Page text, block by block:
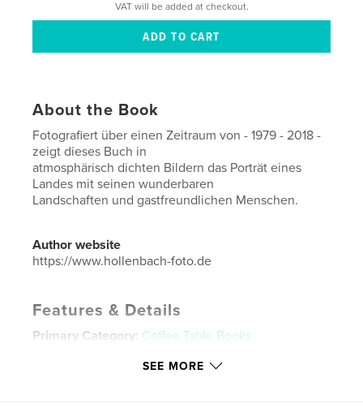
VAT will be added at checkout.
About the Book
Fotografiert über einen Zeitraum von - 1979 - 2018 -
zeigt dieses Buch in
atmosphärisch dichten Bildern das Porträt eines
Landes mit seinen wunderbaren
Landschaften und gastfreundlichen Menschen.
Author website
https://www.hollenbach-foto.de
Features & Details
Primary Category: Coffee Table Books
Additional Categories Travel
SEE MORE